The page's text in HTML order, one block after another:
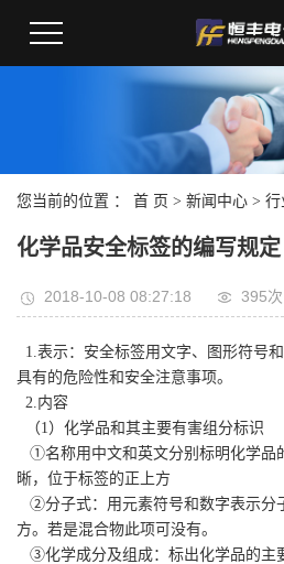
您当前的位置 ： 首 页 > 新闻中心 > 行
化学品安全标签的编写规定
2018-10-08 08:27:18 395次
1.表示：安全标签用文字、图形符号
具有的危险性和安全注意事项。
2.内容
（1）化学品和其主要有害组分标识
①名称用中文和英文分别标明化学品
晰，位于标签的正上方
②分子式：用元素符号和数字表示分
方。若是混合物此项可没有。
③化学成分及组成：标出化学品的主